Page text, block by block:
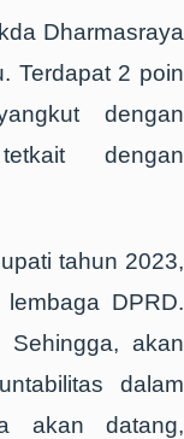
Dharmasraya
Terdapat 2 poin
dengan
dengan
tahun 2023,
DPRD.
Sehingga, akan
dalam
akan datang,